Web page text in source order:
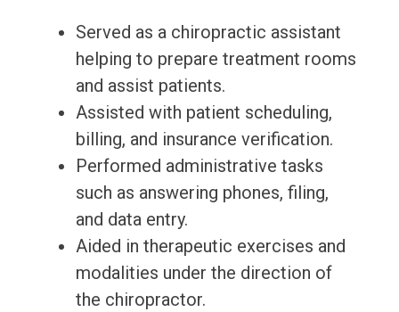
Served as a chiropractic assistant
helping to prepare treatment rooms
and assist patients.
Assisted with patient scheduling,
billing, and insurance verification.
Performed administrative tasks
such as answering phones, filing,
and data entry.
Aided in therapeutic exercises and
modalities under the direction of
the chiropractor.